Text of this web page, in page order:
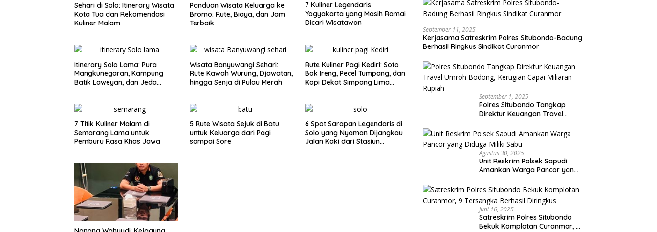
Sehari di Solo: Itinerary Wisata
Kota Tua dan Rekomendasi
Kuliner Malam
Panduan Wisata Keluarga ke
Bromo: Rute, Biaya, dan Jam
Terbaik
7 Kuliner Legendaris
Yogyakarta yang Masih Ramai
Dicari Wisatawan
Itinerary Solo Lama: Pura
Mangkunegaran, Kampung
Batik Laweyan, dan Jeda
Wisata Banyuwangi Sehari:
Rute Kawah Wurung, Djawatan,
hingga Senja di Pulau Merah
Rute Kuliner Pagi Kediri: Soto
Bok Ireng, Pecel Tumpang, dan
Kopi Dekat Simpang Lima
7 Titik Kuliner Malam di
Semarang Lama untuk
Pemburu Rasa Khas Jawa
5 Rute Wisata Sejuk di Batu
untuk Keluarga dari Pagi
sampai Sore
6 Spot Sarapan Legendaris di
Solo yang Nyaman Dijangkau
Jalan Kaki dari Stasiun
September 11, 2025
Kerjasama Satreskrim Polres Situbondo-Badung
Berhasil Ringkus Sindikat Curanmor
September 1, 2025
Polres Situbondo Tangkap
Direktur Keuangan Travel
Capai Miliaran Rupiah
Agustus 30, 2025
Unit Reskrim Polsek Sapudi
Amankan Warga Pancor yang
Juni 16, 2025
Satreskrim Polres Situbondo
Bekuk Komplotan Curanmor, 9